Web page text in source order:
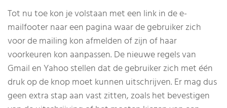
Tot nu toe kon je volstaan met een link in de e-
mailfooter naar een pagina waar de gebruiker zich
voor de mailing kon afmelden of zijn of haar
voorkeuren kon aanpassen. De nieuwe regels van
Gmail en Yahoo stellen dat de gebruiker zich met één
druk op de knop moet kunnen uitschrijven. Er mag dus
geen extra stap aan vast zitten, zoals het bevestigen